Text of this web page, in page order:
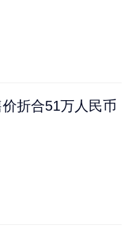
折合51万人民币